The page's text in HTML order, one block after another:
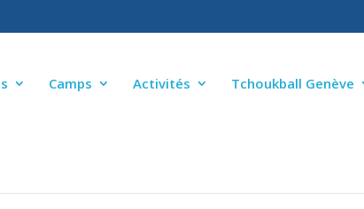
Camps Activités Tchoukball Genève